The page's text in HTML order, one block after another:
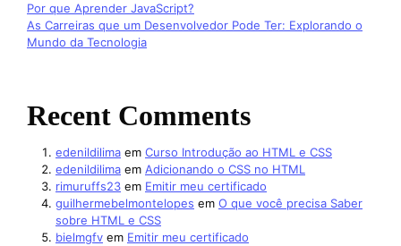
Por que Aprender JavaScript?
As Carreiras que um Desenvolvedor Pode Ter: Explorando o
Mundo da Tecnologia
Recent Comments
edenildilima em Curso Introdução ao HTML e CSS
edenildilima em Adicionando o CSS no HTML
rimuruffs23 em Emitir meu certificado
guilhermebelmontelopes em O que você precisa Saber
sobre HTML e CSS
bielmgfv em Emitir meu certificado